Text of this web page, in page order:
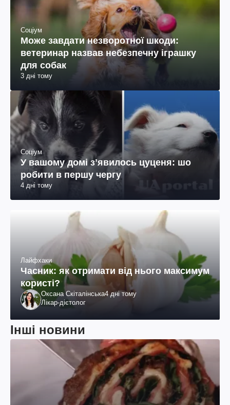
Соціум
Може завдати незворотної шкоди:
ветеринар назвав небезпечну іграшку
для собак
3 дні тому
Соціум
У вашому домі зʼявилось цуценя: шо
робити в першу чергу
4 дні тому
Лайфхаки
Часник: як отримати від нього максимум
користі?
Оксана Скіталінська4 дні тому
Лікар-дієтолог
Інші новини